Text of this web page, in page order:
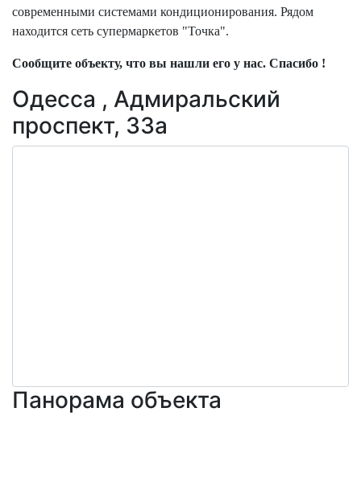
современными системами кондиционирования. Рядом
находится сеть супермаркетов "Точка".
Сообщите объекту, что вы нашли его у нас. Спасибо !
Одесса , Адмиральский
проспект, 33а
Панорама объекта